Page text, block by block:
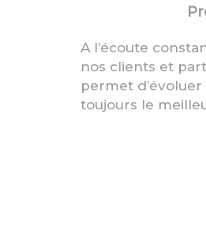
A l’écoute
nos clients et
permet
toujours le